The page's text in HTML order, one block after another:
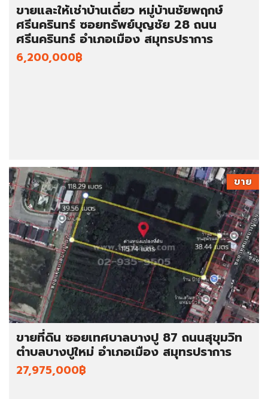
ขายและให้เช่าบ้านเดี่ยว หมู่บ้านชัยพฤกษ์
ศรีนครินทร์ ซอยทรัพย์บุญชัย 28 ถนน
ศรีนครินทร์ อำเภอเมือง สมุทรปราการ
6,200,000฿
ขาย
ขายที่ดิน ซอยเทศบาลบางปู 87 ถนนสุขุมวิท
ตำบลบางปูใหม่ อำเภอเมือง สมุทรปราการ
27,975,000฿